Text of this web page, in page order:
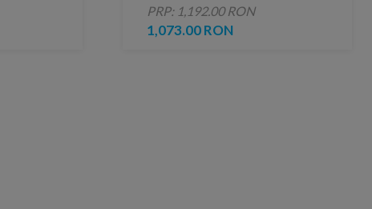
PRP: 1,192.00 RON
1,073.00 RON